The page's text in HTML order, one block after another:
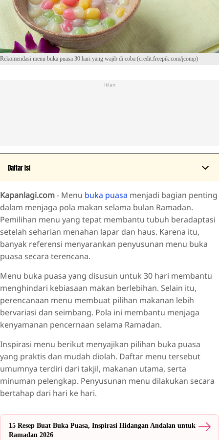
Rekomendasi menu buka puasa 30 hari yang wajib di coba (credit:freepik.com/jcomp)
Iklan
Daftar Isi
Hari 1 dan 2
Hari 3 dan 4
Hari 5 dan 6
Hari 7 dan 8
Hari 9 dan 10
Hari 11 dan 12
Hari 13 dan 14
Hari 15 dan 16
Hari 17 dan 18
Hari 19 dan 20
Hari 21 dan 22
Hari 23 dan 24
Hari 25 dan 26
Hari 29 dan 30
Q&A Populer Seputar Menu Buka Puasa 30 Hari
Kapanlagi.com- Menu buka puasa menjadi bagian penting
dalam menjaga pola makan selama bulan Ramadan.
Pemilihan menu yang tepat membantu tubuh beradaptasi
setelah seharian menahan lapar dan haus. Karena itu,
banyak referensi menyarankan penyusunan menu buka
puasa secara terencana.
Menu buka puasa yang disusun untuk 30 hari membantu
menghindari kebiasaan makan berlebihan. Selain itu,
perencanaan menu membuat pilihan makanan lebih
bervariasi dan seimbang. Pola ini membantu menjaga
kenyamanan pencernaan selama Ramadan.
Inspirasi menu berikut menyajikan pilihan buka puasa
yang praktis dan mudah diolah. Daftar menu tersebut
umumnya terdiri dari takjil, makanan utama, serta
minuman pelengkap. Penyusunan menu dilakukan secara
bertahap dari hari ke hari.
15 Resep Buat Buka Puasa, Inspirasi Hidangan Andalan untuk
Ramadan 2026